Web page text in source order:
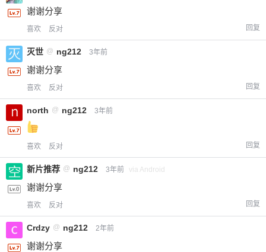
谢谢分享
喜欢 反对 回复
灭世 @ ng212 3年前
谢谢分享
喜欢 反对 回复
north @ ng212 3年前
喜欢 反对 回复
新片推荐 @ ng212 3年前 via Android
谢谢分享
喜欢 反对 回复
Crdzy @ ng212 2年前
谢谢分享